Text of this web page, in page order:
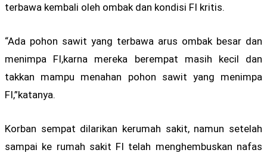
terbawa kembali oleh ombak dan kondisi FI kritis.
“Ada pohon sawit yang terbawa arus ombak besar dan
menimpa FI,karna mereka berempat masih kecil dan
takkan mampu menahan pohon sawit yang menimpa
FI,”katanya.
Korban sempat dilarikan kerumah sakit, namun setelah
sampai ke rumah sakit FI telah menghembuskan nafas